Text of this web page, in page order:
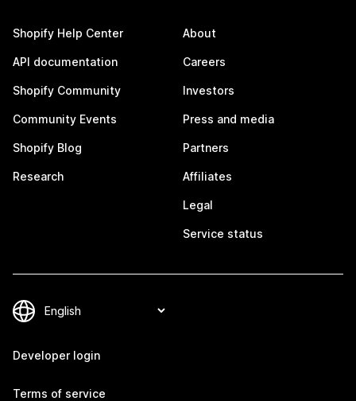
Shopify Help Center
API documentation
Shopify Community
Community Events
Shopify Blog
Research
About
Careers
Investors
Press and media
Partners
Affiliates
Legal
Service status
Developer login
Terms of service